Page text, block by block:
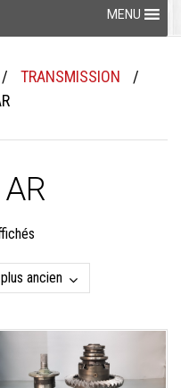
MENU
/ TRANSMISSION
/
Trié
du
plus
au